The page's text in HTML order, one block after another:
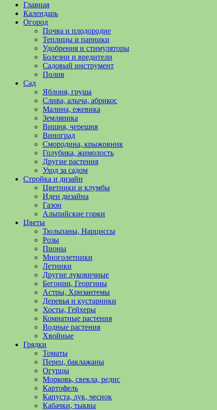
Садоводство
Огородничество
Садоводство
огородничество
полезные
уходу
овощами,
растениями
Поможем
обустройстве
выращивании
Главная
Календарь
Огород
Почва и плодородие
Теплицы и парники
Удобрения и стимуляторы
Болезни и вредители
Садовый инструмент
Полив
Сад
Яблоня, груша
Слива, алыча, абрикос
Малина, ежевика
Земляника
Вишня, черешня
Виноград
Смородина, крыжовник
Голубика, жимолость
Другие растения
Уход за садом
Стройка и дизайн
Цветники и клумбы
Идеи дизайна
Газон
Альпийские горки
Цветы
Тюльпаны, Нарциссы
Розы
Пионы
Многолетники
Летники
Другие луковичные
Бегонии, Георгины
Астры, Хризантемы
Деревья и кустарники
Хосты, Гейхеры
Комнатные растения
Водные растения
Хвойные
Грядки
Томаты
Перец, баклажаны
Огурцы
Морковь, свекла, редис
Картофель
Капуста, лук, чеснок
Кабачки, тыквы